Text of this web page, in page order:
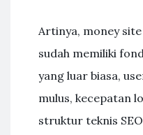
Artinya, money
sudah memiliki
yang luar biasa,
mulus, kecepatan
struktur teknis